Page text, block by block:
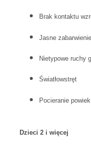
Brak kontaktu
Jasne
Nietypowe ruchy
Światłowstręt
Pocieranie
Dzieci 2 i więcej